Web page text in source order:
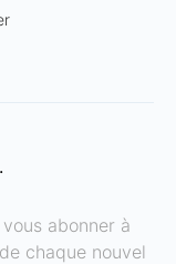
abonner à
chaque nouvel